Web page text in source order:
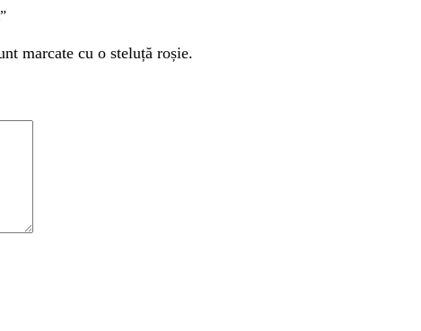
marcate cu o steluță roșie.